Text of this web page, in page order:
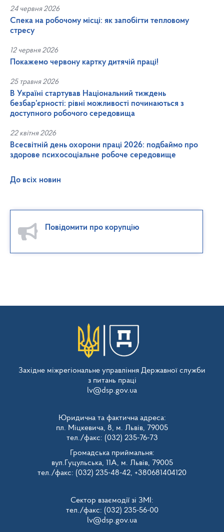
24 червня 2026
Спека на робочому місці: як запобігти тепловому
стресу
12 червня 2026
Покажемо червону картку дитячій праці!
25 травня 2026
В Україні стартував Національний тиждень
безбар’єрності: рівні можливості починаються з
доступного робочого середовища
22 квітня 2026
Всесвітній день охорони праці 2026: подбаймо про
здорове психосоціальне робоче середовище
До всіх новин
Повідомити про корупцію
Західне міжрегіональне управління Державної служби
з питань праці
lv@dsp.gov.ua
Юридична та фактична адреса:
пл. Міцкевича, 8, м. Львів, 79005
тел./факс: (032) 235-76-73
Громадська приймальня:
вул.Гуцульська, 11А, м. Львів, 79005
тел./факс: (032) 235-48-42, +380681404120
Сектор взаємодії зі ЗМІ:
тел./факс: (032) 235-56-00
lv@dsp.gov.ua